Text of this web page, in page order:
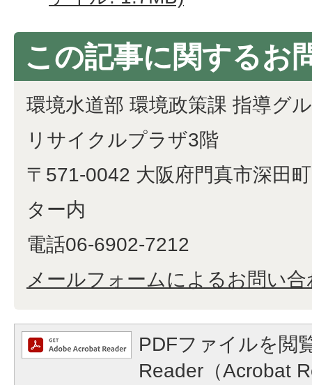
この記事に関するお
環境水道部 環境政策課 指導グ
リサイクルプラザ3階
〒571-0042 大阪府門真市深田
ター内
電話06-6902-7212
メールフォームによるお問い合
PDFファイルを閲
Reader（Acrobat